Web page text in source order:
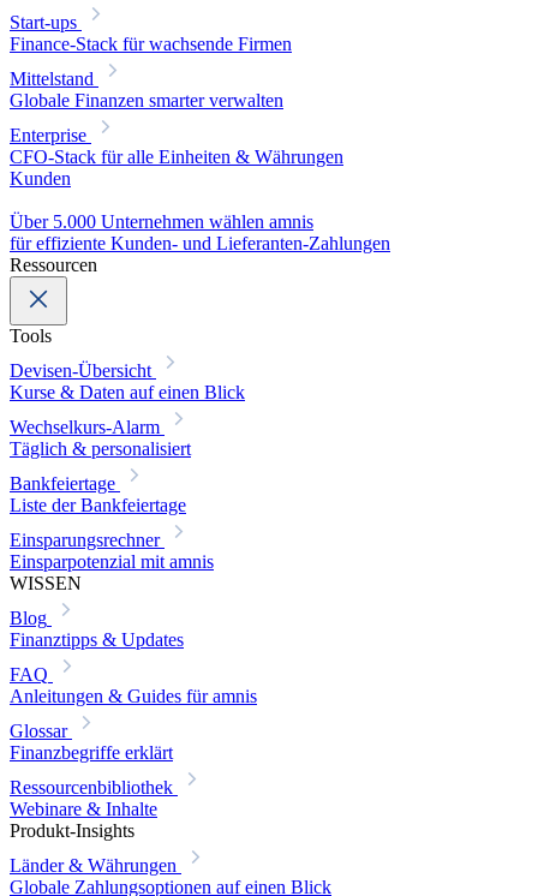
Start-ups
Finance-Stack für wachsende Firmen
Mittelstand
Globale Finanzen smarter verwalten
Enterprise
CFO-Stack für alle Einheiten & Währungen
Kunden
Über 5.000 Unternehmen wählen amnis
für effiziente Kunden- und Lieferanten-Zahlungen
Ressourcen
Tools
Devisen-Übersicht
Kurse & Daten auf einen Blick
Wechselkurs-Alarm
Täglich & personalisiert
Bankfeiertage
Liste der Bankfeiertage
Einsparungsrechner
Einsparpotenzial mit amnis
WISSEN
Blog
Finanztipps & Updates
FAQ
Anleitungen & Guides für amnis
Glossar
Finanzbegriffe erklärt
Ressourcenbibliothek
Webinare & Inhalte
Produkt-Insights
Länder & Währungen
Globale Zahlungsoptionen auf einen Blick